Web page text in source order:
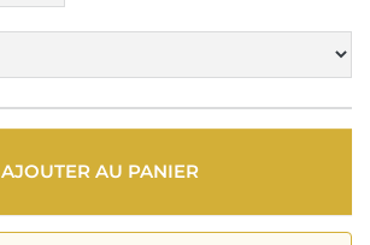
AJOUTER AU PANIER